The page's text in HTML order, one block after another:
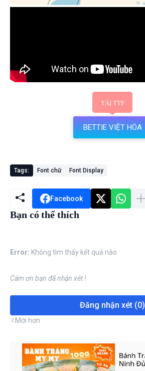
BETTIE VIỆT HÓA
Tags: Font chữ Font Display
Facebook
Bạn có thể thích
Error: Không tìm thấy kết quả nào
Cám ơn bạn đã nhận xét !
Đăng nhận xét (0)
Mới hơn